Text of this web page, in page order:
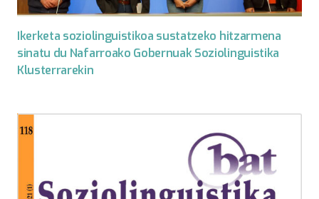
Ikerketa soziolinguistikoa sustatzeko hitzarmena
sinatu du Nafarroako Gobernuak Soziolinguistika
Klusterrarekin